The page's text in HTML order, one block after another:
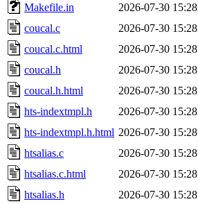
Makefile.in
2026-07-30 15:28
coucal.c
2026-07-30 15:28
coucal.c.html
2026-07-30 15:28
coucal.h
2026-07-30 15:28
coucal.h.html
2026-07-30 15:28
hts-indextmpl.h
2026-07-30 15:28
hts-indextmpl.h.html 2026-07-30 15:28
htsalias.c
2026-07-30 15:28
htsalias.c.html
2026-07-30 15:28
htsalias.h
2026-07-30 15:28